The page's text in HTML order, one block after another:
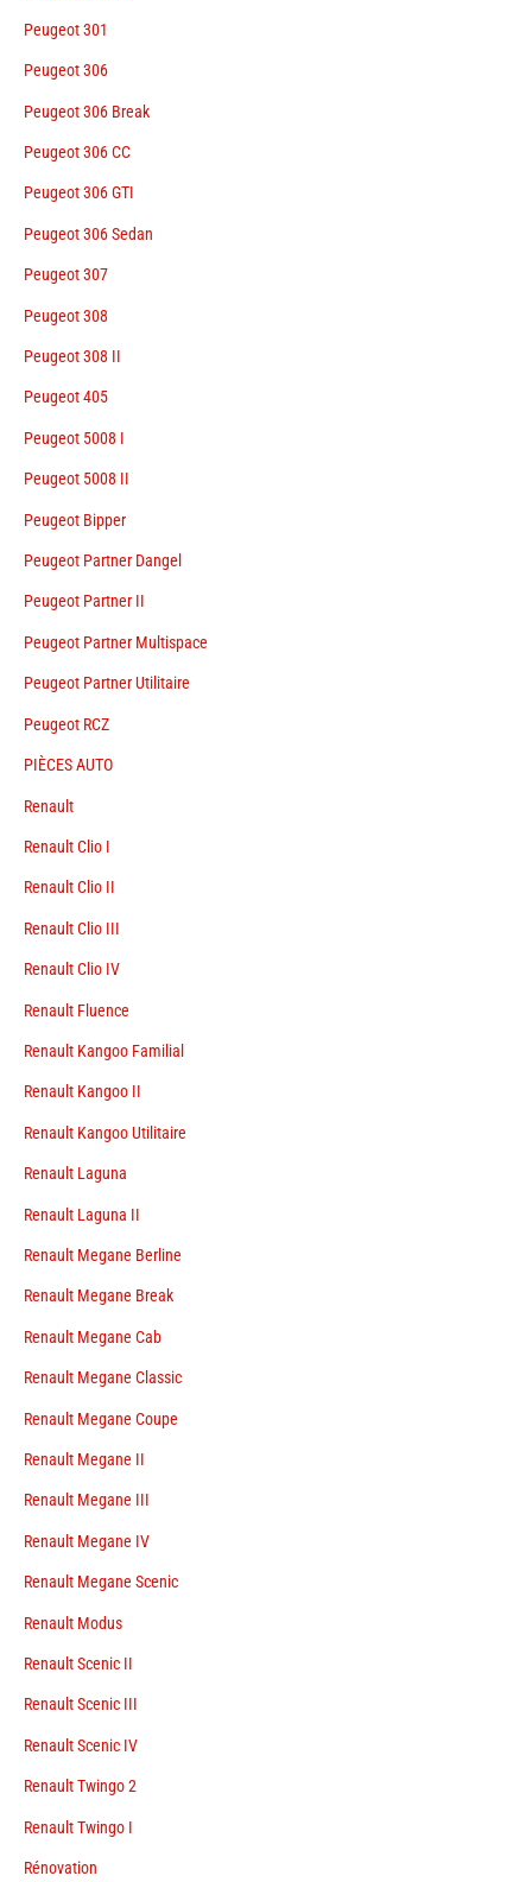
Peugeot 301
Peugeot 306
Peugeot 306 Break
Peugeot 306 CC
Peugeot 306 GTI
Peugeot 306 Sedan
Peugeot 307
Peugeot 308
Peugeot 308 II
Peugeot 405
Peugeot 5008 I
Peugeot 5008 II
Peugeot Bipper
Peugeot Partner Dangel
Peugeot Partner II
Peugeot Partner Multispace
Peugeot Partner Utilitaire
Peugeot RCZ
PIÈCES AUTO
Renault
Renault Clio I
Renault Clio II
Renault Clio III
Renault Clio IV
Renault Fluence
Renault Kangoo Familial
Renault Kangoo II
Renault Kangoo Utilitaire
Renault Laguna
Renault Laguna II
Renault Megane Berline
Renault Megane Break
Renault Megane Cab
Renault Megane Classic
Renault Megane Coupe
Renault Megane II
Renault Megane III
Renault Megane IV
Renault Megane Scenic
Renault Modus
Renault Scenic II
Renault Scenic III
Renault Scenic IV
Renault Twingo 2
Renault Twingo I
Rénovation